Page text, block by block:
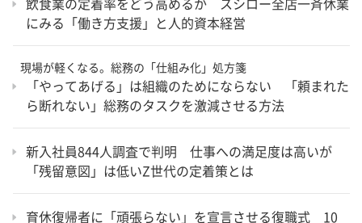
にみる「働き方支援」と人的資本経営
現場が軽くなる。総務の「仕組み化」処方箋
「やってあげる」は組織のためにならない 「頼まれた
ら断れない」総務のタスクを激減させる方法
新入社員844人調査で判明 仕事への満足度は高いが
「残留意図」は低いZ世代の定着策とは
育休復帰者に「頑張らない」を宣言させる復職式 10